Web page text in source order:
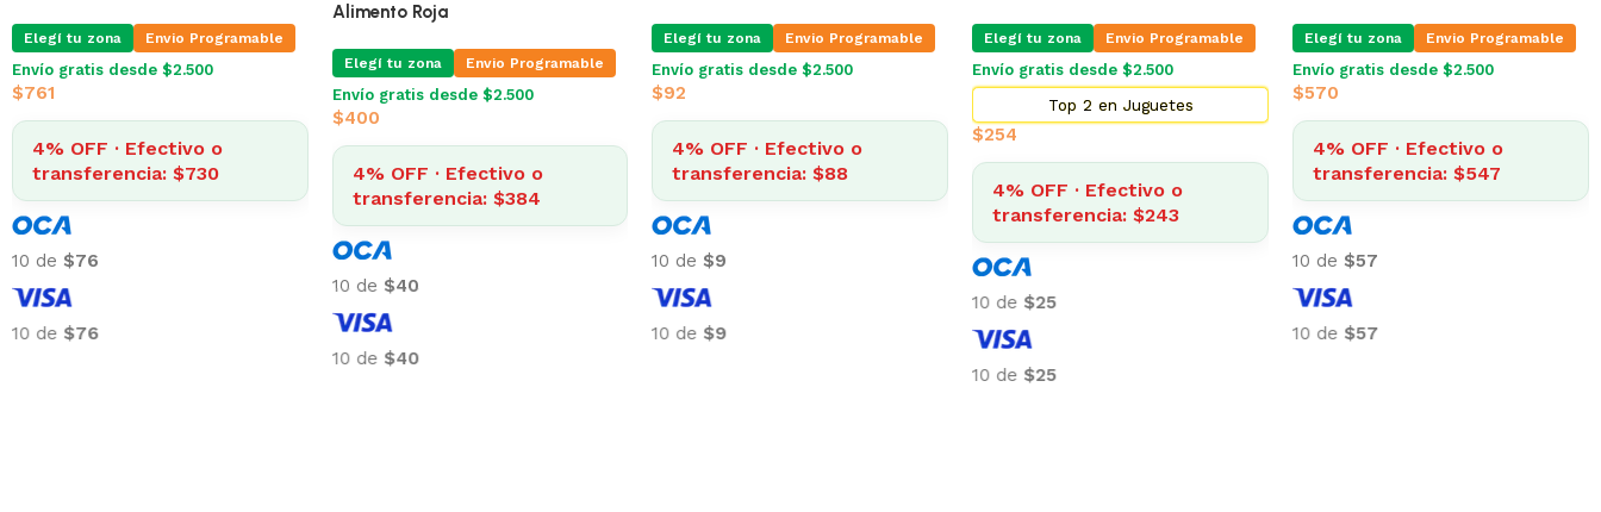
Elegí tu zona Envio Programable
Envío gratis desde $2.500
$566
4% OFF · Efectivo o
transferencia: $543
10 de $57
10 de $57
Envío gratis desde $2.500
$761
4% OFF · Efectivo o
transferencia: $730
10 de$76
10 de$76
Elegí tu zona Envio Programable
Envío gratis desde $2.500
$400
4% OFF · Efectivo o
transferencia: $384
10 de$40
Elegí tu zona Envio Programable
Envío gratis desde $2.500
$92
10 de$9
10 de$9
Elegí tu zona Envio Programable
Envío gratis desde $2.500
$
transferencia: $243
10 de$25